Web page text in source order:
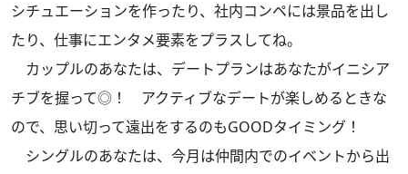
シチュエーションを作ったり、社内コンペには景品を出し
たり、仕事にエンタメ要素をプラスしてね。
カップルのあなたは、デートプランはあなたがイニシア
チブを握って◎！ アクティブなデートが楽しめるときな
ので、思い切って遠出をするのもGOODタイミング！
シングルのあなたは、今月は仲間内でのイベントから出